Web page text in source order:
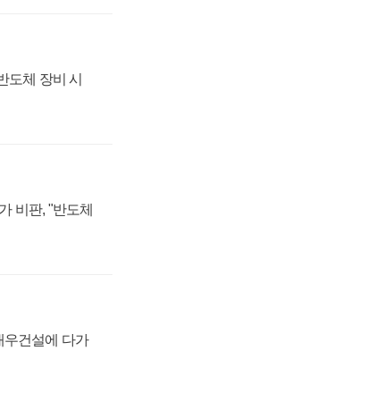
도체 장비 시
비판, "반도체
우건설에 다가